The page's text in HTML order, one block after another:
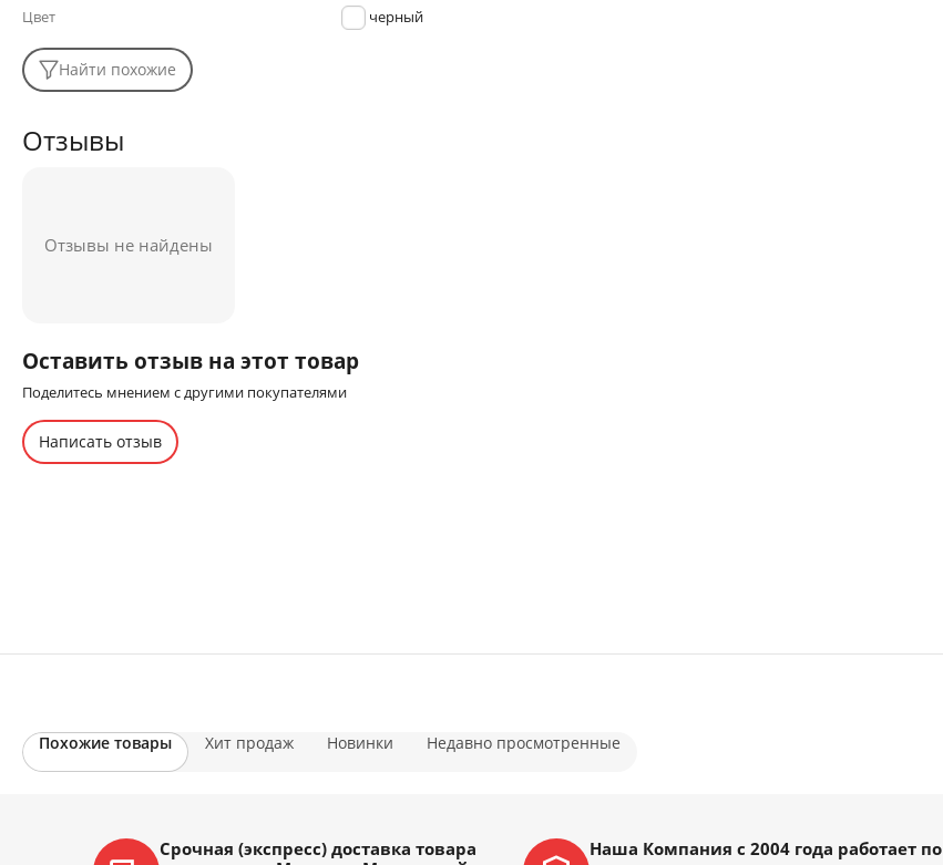
Цвет
черный
Найти похожие
Отзывы
Отзывы не найдены
Оставить отзыв на этот товар
Поделитесь мнением с другими покупателями
Написать отзыв
Похожие товары Хит продаж Новинки Недавно просмотренные
Срочная (экспресс) доставка товара
Наша Компания с 2004 года работает по